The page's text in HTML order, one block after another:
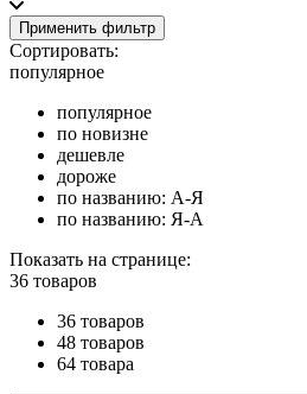
Применить фильтр
Сортировать:
популярное
популярное
по новизне
дешевле
дороже
по названию: А-Я
по названию: Я-А
Показать на странице:
36 товаров
36 товаров
48 товаров
64 товара